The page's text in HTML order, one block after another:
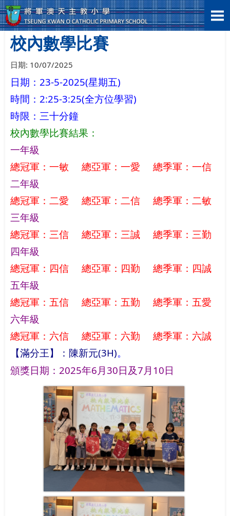
首頁 > 學生表現 > 學科活動 > 校內數學比賽
校內數學比賽
日期: 10/07/2025
日期：23-5-2025(星期五)
時間：2:25-3:25(全方位學習)
時限：三十分鐘
校內數學比賽結果：
一年級
總冠軍：一敏 總亞軍：一愛 總季軍：一信
二年級
總冠軍：二愛 總亞軍：二信 總季軍：二敏
三年級
總冠軍： 三信 總亞軍：三誠 總季軍：三勤
四年級
總冠軍： 四信 總亞軍：四勤 總季軍：四誠
五年級
總冠軍： 五信 總亞軍：五勤 總季軍：五愛
六年級
總冠軍： 六信 總亞軍：六勤 總季軍：六誠
【滿分王】：陳新元(3H)。
頒獎日期：2025年6月30日及7月10日